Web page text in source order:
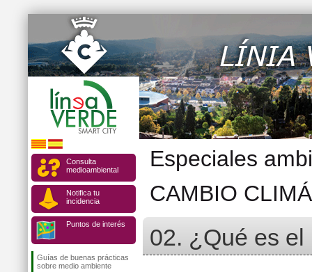
Consulta
medioambiental
Notifica tu
incidencia
Puntos de interés
Guías de buenas prácticas
sobre medio ambiente
Especiales
CAMBIO
02. ¿Qué es el